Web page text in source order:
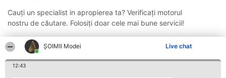
ȘOIMII Modei Live chat
12:43
Cauți un specialist in apropierea ta? Verificați motorul
nostru de căutare. Folosiți doar cele mai bune servicii!